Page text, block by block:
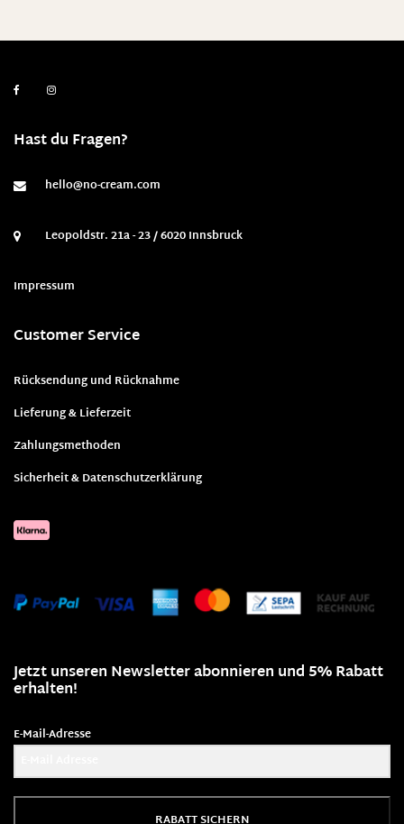
Hast du Fragen?
hello@no-cream.com
Leopoldstr. 21a - 23 / 6020 Innsbruck
Impressum
Customer Service
Rücksendung und Rücknahme
Lieferung & Lieferzeit
Zahlungsmethoden
Sicherheit & Datenschutzerklärung
Jetzt unseren Newsletter abonnieren und 5% Rabatt
erhalten!
E-Mail-Adresse